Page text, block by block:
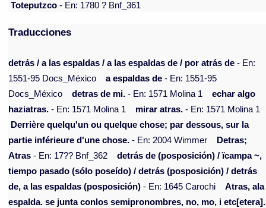
Toteputzco - En: 1780 ? Bnf_361
Traducciones
detrás / a las espaldas / a las espaldas de / por atrás de - En:
1551-95 Docs_México
a espaldas de - En: 1551-95
Docs_México
detras de mi. - En: 1571 Molina 1
echar algo
haziatras. - En: 1571 Molina 1 mirar atras. - En: 1571 Molina 1
Derrière quelqu'un ou quelque chose; par dessous, sur la
partie inférieure d'une chose. - En: 2004 Wimmer
Detras;
Atras - En: 17?? Bnf_362
detrás de (posposición) / ïcampa ~,
tiempo pasado (sólo poseído) / detrás (posposición) / detrás
de, a las espaldas (posposición) - En: 1645 Carochi
Atras, ala
espalda. se junta conlos semipronombres, no, mo, i etc[etera].